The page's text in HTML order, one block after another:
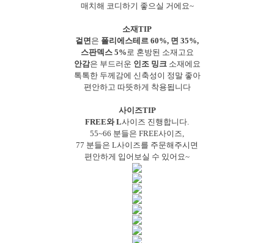
매치해 코디하기 좋으실 거에요~
소재TIP
겉면 은 폴리에스테르 60%, 면 35%,
스판덱스 5% 로 혼방된 소재고요
안감은 부드러운 인조 밍크 소재에요
톡톡한 두께감에 신축성이 정말 좋아
편안하고 따뜻하게 착용됩니다
사이즈TIP
FREE와 L사이즈 진행합니다.
55~66 분들은 FREE사이즈,
77 분들은 L사이즈를 주문해주시면
편안하게 입어보실 수 있어요~